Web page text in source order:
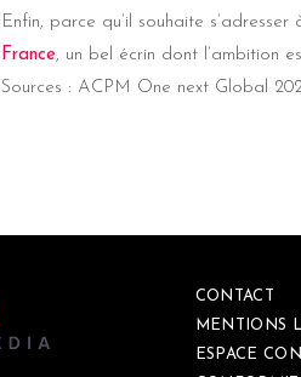
Enfin, parce qu’il souhaite
France, un bel écrin dont l’ambition
Sources : ACPM One next Global
CONTACT
MENTIONS
ESPACE